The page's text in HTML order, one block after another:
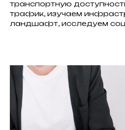
транспортную
трафик, изучаем
ландшафт, исследуем